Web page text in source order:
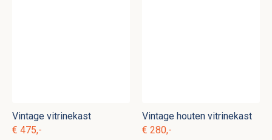
Vintage vitrinekast
€ 475,-
Vintage houten vitrinekast
€ 280,-